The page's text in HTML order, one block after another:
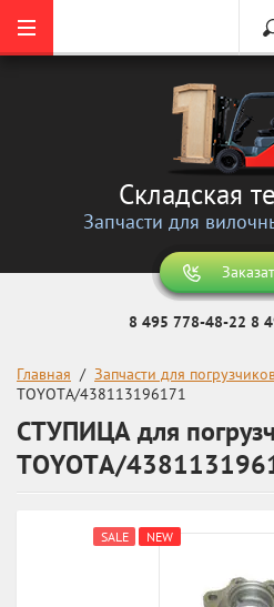
Складская
Запчасти для
8 495 778-48-22 8
Главная
  /
Запчасти для
TOYOTA/438113196171
СТУПИЦА для
TOYOTA/
SALE NEW